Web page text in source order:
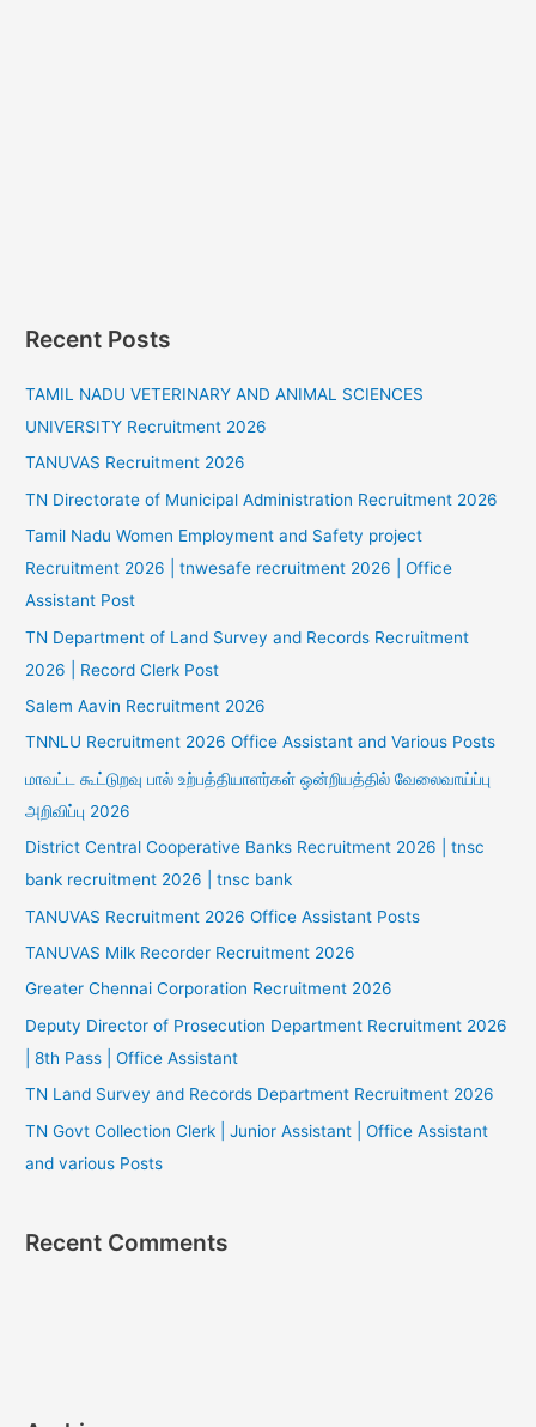
Recent Posts
TAMIL NADU VETERINARY AND ANIMAL SCIENCES
UNIVERSITY Recruitment 2026
TANUVAS Recruitment 2026
TN Directorate of Municipal Administration Recruitment 2026
Tamil Nadu Women Employment and Safety project
Recruitment 2026 | tnwesafe recruitment 2026 | Office
Assistant Post
TN Department of Land Survey and Records Recruitment
2026 | Record Clerk Post
Salem Aavin Recruitment 2026
TNNLU Recruitment 2026 Office Assistant and Various Posts
மாவட்ட கூட்டுறவு பால் உற்பத்தியாளர்கள் ஒன்றியத்தில் வேலைவாய்ப்பு
அறிவிப்பு 2026
District Central Cooperative Banks Recruitment 2026 | tnsc
bank recruitment 2026 | tnsc bank
TANUVAS Recruitment 2026 Office Assistant Posts
TANUVAS Milk Recorder Recruitment 2026
Greater Chennai Corporation Recruitment 2026
Deputy Director of Prosecution Department Recruitment 2026
| 8th Pass | Office Assistant
TN Land Survey and Records Department Recruitment 2026
TN Govt Collection Clerk | Junior Assistant | Office Assistant
and various Posts
Recent Comments